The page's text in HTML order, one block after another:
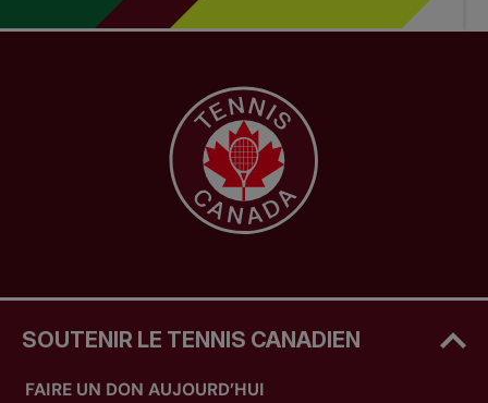
SOUTENIR LE TENNIS CANADIEN
FAIRE UN DON AUJOURD’HUI